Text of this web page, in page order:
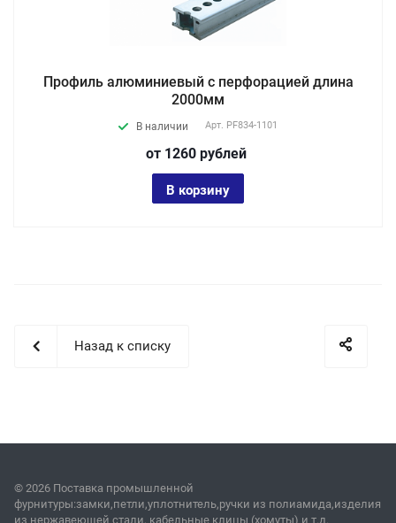
Профиль алюминиевый с перфорацией длина
2000мм
В наличии Арт. PF834-1101
от 1260 рублей
В корзину
Назад к списку
© 2026 Поставка промышленной
фурнитуры:замки,петли,уплотнитель,ручки из полиамида,изделия
из нержавеющей стали, кабельные клицы (хомуты) и т.д.